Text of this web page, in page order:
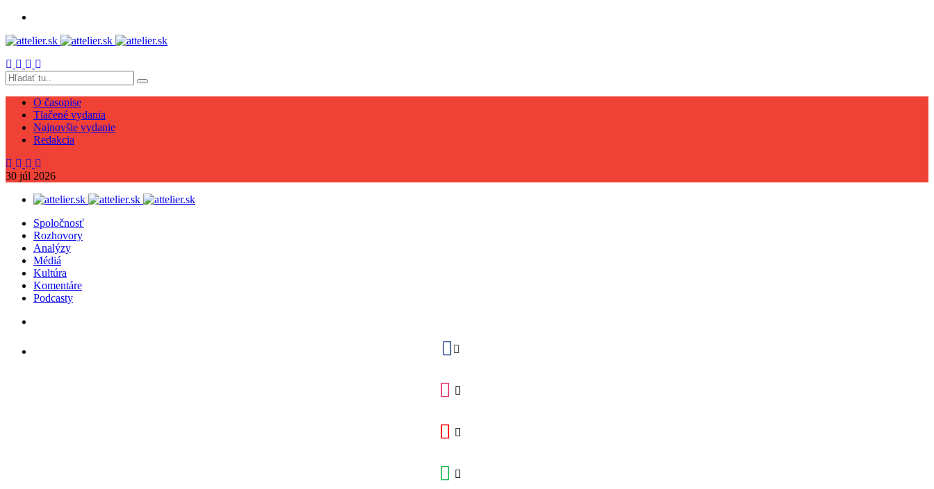
O časopise
Tlačené vydania
Najnovšie vydanie
Redakcia
30 júl 2026
Spoločnosť
Rozhovory
Analýzy
Médiá
Kultúra
Komentáre
Podcasty